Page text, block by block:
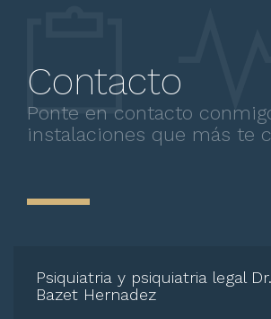
Contacto
Ponte en contacto
instalaciones que más te
Psiquiatria y psiquiatria legal
Bazet Hernadez